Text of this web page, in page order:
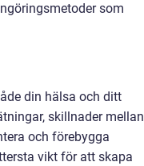
som
din hälsa och ditt
skillnader mellan
och förebygga
vikt för att skapa